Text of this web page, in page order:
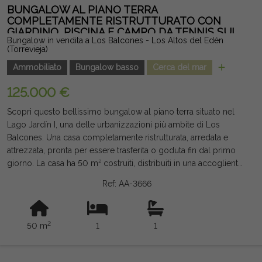
Torrevieja e alle spiagge. Un'opportunità magnifica per godersi
una casa moderna, con ottime qualità, ampi spazi esterni e una
posizione privilegiata, perfetta sia come residenza abituale,
seconda casa o investimento. Nota legale: Tasse e costi non
dal punto di vista legale, e possono contenere errori.
BUNGALOW AL PIANO TERRA
COMPLETAMENTE RISTRUTTURATO CON
GIARDINO, PISCINA E CAMPO DA TENNIS SUI
BALCONI
Bungalow in vendita a Los Balcones - Los Altos del Edén
(Torrevieja)
Ammobiliato
Bungalow basso Cerca del mar
125.000 €
Scopri questo bellissimo bungalow al piano terra situato nel
Lago Jardín I, una delle urbanizzazioni più ambite di Los
Balcones. Una casa completamente ristrutturata, arredata e
attrezzata, pronta per essere trasferita o goduta fin dal primo
giorno. La casa ha 50 m² costruiti, distribuiti in una accogliente
un luminoso soggiorno-pranzo con aria condizionata.
All'esterno ha un piacevole giardino piastrellato, perfetto per
rilassarsi, mangiare all'aperto o godersi l'eccellente clima
mediterraneo tutto l'anno. Situata in una zona residenziale
Ref: AA-3666
50 m2 1 1